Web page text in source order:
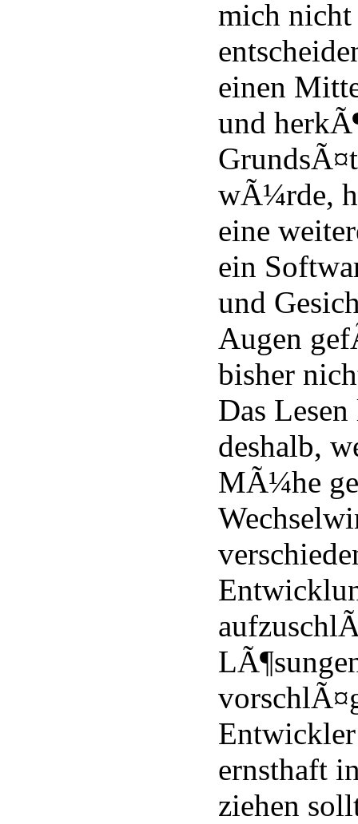
mich
einen
und
wÃ¼rde,
eine
ein
und
Augen
bisher
Das
deshalb,
MÃ¼he
ernsthaft
ziehen